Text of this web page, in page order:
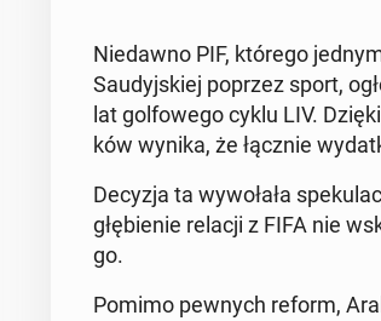
Nie­daw­no PIF, którego
Sau­dyj­skiej poprzez sport,
lat gol­fo­we­go cyklu LIV.
ków wynika, że łącznie
Decyzja ta wy­wo­ła­ła
głę­bie­nie relacji z FIFA nie
go.
Pomimo pewnych reform,